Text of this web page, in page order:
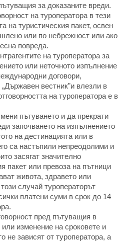
за доказаните вреди.
на туроператора в тези
на туристическия пакет, освен
или по небрежност или ако
повреда.
на туроператора за
или неточното изпълнение
договори,
вестник”и влезли в
на туроператора е в
пътуването и да прекрати
започването на изпълнението
на дестинацията или в
са настъпили непреодолими и
засягат значително
пакет или превоза на пътници
живота, здравето или
случай туроператорът
платени суми в срок до 14
пред пътуващия в
изменение на сроковете и
не зависят от туроператора, а